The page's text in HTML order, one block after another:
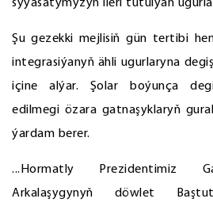
syýasatymyzyň ileri tutulýan
Şu gezekki mejlisiň gün tertibi
integrasiýanyň ähli ugurlaryna
içine alýar. Şolar boýunça
edilmegi özara gatnaşyklaryň
ýardam berer.
...Hormatly Prezidentimiz
Arkalaşygynyň döwlet